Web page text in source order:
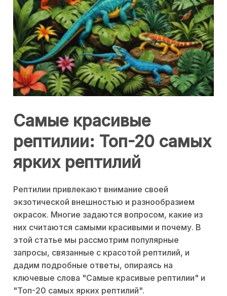
Самые красивые
рептилии: Топ-20 самых
ярких рептилий
Рептилии привлекают внимание своей
экзотической внешностью и разнообразием
окрасок. Многие задаются вопросом, какие из
них считаются самыми красивыми и почему. В
этой статье мы рассмотрим популярные
запросы, связанные с красотой рептилий, и
дадим подробные ответы, опираясь на
ключевые слова "Самые красивые рептилии" и
"Топ-20 самых ярких рептилий".